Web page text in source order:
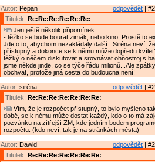
odpovědět |
Autor: Pepan
Titulek: Re:Re:Re:Re:Re:Re:
Jen ještě několik připomínek :
- těžko se bude bourat zimák, nebo kino. Prostě to
Jde o to, abychom nezakládaly další . Siréna neví,
přístupný a dokonce se k němu může dopředu
těžký o něčem diskutovat a srovnávat ohňostroj s
jsme někde jinde, co se týče řádu milionů...Ale
obchvat, protože jiná cesta do budoucna není!
odpovědět |
Autor: siréna
Titulek: Re:Re:Re:Re:Re:Re:Re:
Vím, že je rozpočet přístupný, to bylo myšleno
době, se k němu může dostat každý, kdo o to má
pozvánku na zítřejší ZM, kde jedním bodem
rozpočtu. (kdo neví, tak je na stránkách města)
odpovědět |
Autor: Dawid
Titulek: Re:Re:Re:Re:Re:Re:Re: